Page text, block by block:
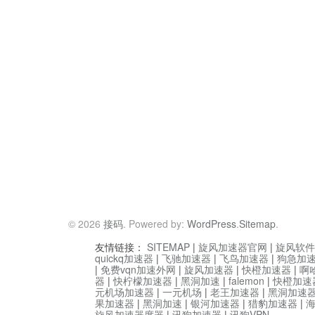
© 2026 接码. Powered by: WordPress.Sitemap.
友情链接： SITEMAP | 旋风加速器官网 | 旋风软
quickq加速器 | 飞驰加速器 | 飞鸟加速器 | 狗急加
| 免费vqn加速外网 | 旋风加速器 |快橙加速器 | 啊
器 |快柠檬加速器 | 黑洞加速 | falemon |快橙加速
元机场加速器 | 一元机场 | 老王加速器 | 黑洞加速
果加速器 | 黑洞加速 | 银河加速器 | 猎豹加速器 |